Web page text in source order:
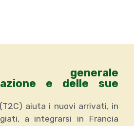
generale
e delle sue
aiuta i nuovi arrivati, in
a integrarsi in Francia